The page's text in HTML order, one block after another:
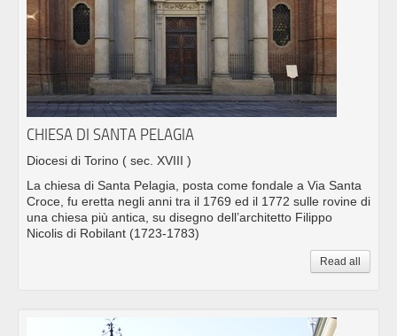
CHIESA DI SANTA PELAGIA
Diocesi di Torino ( sec. XVIII )
La chiesa di Santa Pelagia, posta come fondale a Via Santa
Croce, fu eretta negli anni tra il 1769 ed il 1772 sulle rovine di
una chiesa più antica, su disegno dell’architetto Filippo
Nicolis di Robilant (1723-1783)
Read all